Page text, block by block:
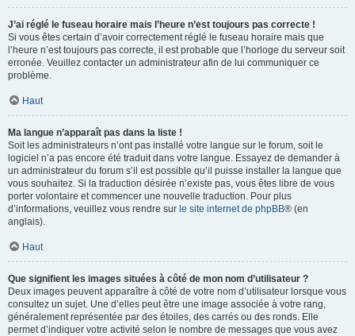
J’ai réglé le fuseau horaire mais l’heure n’est toujours pas correcte !
Si vous êtes certain d’avoir correctement réglé le fuseau horaire mais que
l’heure n’est toujours pas correcte, il est probable que l’horloge du serveur soit
erronée. Veuillez contacter un administrateur afin de lui communiquer ce
problème.
Haut
Ma langue n’apparaît pas dans la liste !
Soit les administrateurs n’ont pas installé votre langue sur le forum, soit le
logiciel n’a pas encore été traduit dans votre langue. Essayez de demander à
un administrateur du forum s’il est possible qu’il puisse installer la langue que
vous souhaitez. Si la traduction désirée n’existe pas, vous êtes libre de vous
porter volontaire et commencer une nouvelle traduction. Pour plus
d’informations, veuillez vous rendre sur le site internet de phpBB® (en
anglais).
Haut
Que signifient les images situées à côté de mon nom d’utilisateur ?
Deux images peuvent apparaître à côté de votre nom d’utilisateur lorsque vous
consultez un sujet. Une d’elles peut être une image associée à votre rang,
généralement représentée par des étoiles, des carrés ou des ronds. Elle
permet d’indiquer votre activité selon le nombre de messages que vous avez